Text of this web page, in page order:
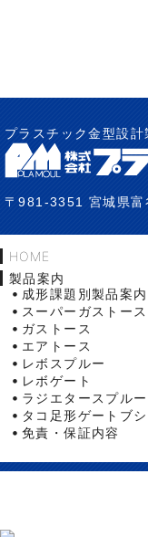
プラスチック金型設
〒981-3351 宮城県
HOME
製品案内
成形課題別製品案内
スーパーガストース
ガストース
エアトース
レボスプルー
レボゲート
ラジエタースプルー
タコ足形ゲートブシ
免責・保証内容